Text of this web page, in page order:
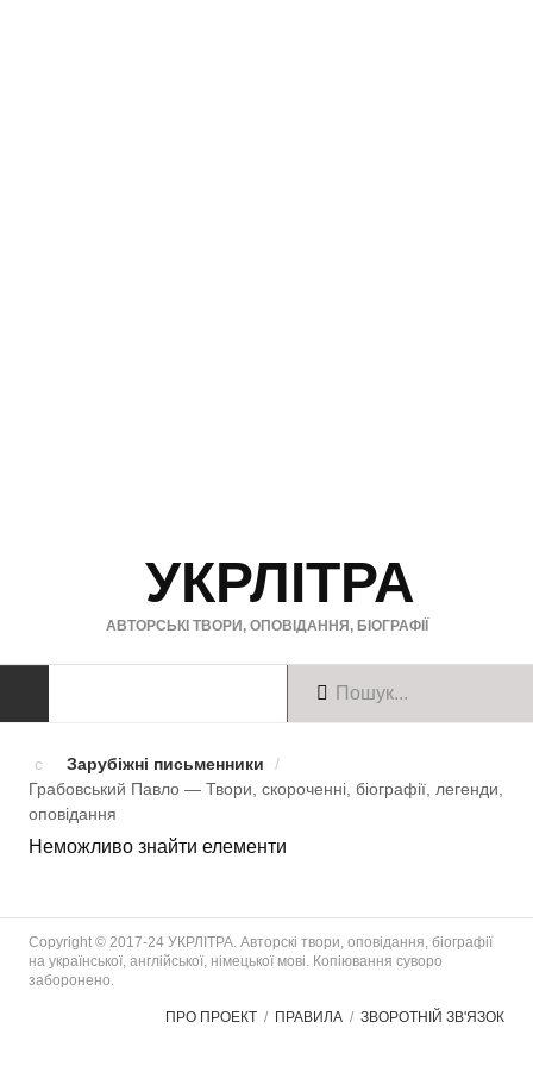
УКРЛІТРА
АВТОРСЬКІ ТВОРИ, ОПОВІДАННЯ, БІОГРАФІЇ
Твори українською
Твори англійською
БІОГРАФІЇ
Українські письменники
Зарубіжні письменники
/
Грабовський Павло — Твори, скороченні, біографії, легенди,
оповiдання
Неможливо знайти елементи
Copyright © 2017-24 УКРЛІТРА. Авторскі твори, оповідання, біографії
на української, англійської, німецької мові. Копіювання суворо
заборонено.
ПРО ПРОЕКТ ПРАВИЛА ЗВОРОТНІЙ ЗВ'ЯЗОК